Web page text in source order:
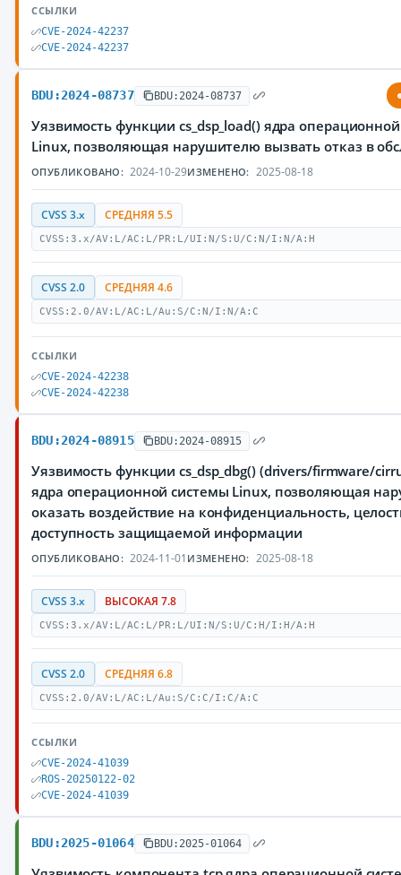
ССЫЛКИ
CVE-2024-42237
CVE-2024-42237
BDU:2024-08737 BDU:2024-08737
Уязвимость функции cs_dsp_load() ядра
Linux, позволяющая нарушителю вызвать отказ в
ОПУБЛИКОВАНО: 2024-10-29ИЗМЕНЕНО: 2025-08-18
CVSS 3.x СРЕДНЯЯ 5.5
CVSS:3.x/AV:L/AC:L/PR:L/UI:N/S:U/C:N/I:N/A:H
CVSS 2.0 СРЕДНЯЯ 4.6
CVSS:2.0/AV:L/AC:L/Au:S/C:N/I:N/A:C
ССЫЛКИ
CVE-2024-42238
CVE-2024-42238
BDU:2024-08915 BDU:2024-08915
Уязвимость функции cs_dsp_dbg() (drivers/firmware/
ядра операционной системы Linux, позволяющая
оказать воздействие на конфиденциальность,
доступность защищаемой информации
ОПУБЛИКОВАНО: 2024-11-01 ИЗМЕНЕНО: 2025-08-18
CVSS 3.x ВЫСОКАЯ 7.8
CVSS:3.x/AV:L/AC:L/PR:L/UI:N/S:U/C:H/I:H/A:H
CVSS 2.0 СРЕДНЯЯ 6.8
CVSS:2.0/AV:L/AC:L/Au:S/C:C/I:C/A:C
ССЫЛКИ
CVE-2024-41039
ROS-20250122-02
CVE-2024-41039
BDU:2025-01064 BDU:2025-01064